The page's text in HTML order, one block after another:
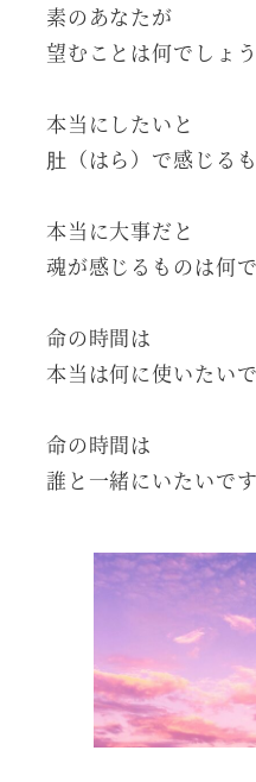
素のあなたが
望むことは何でしょう
本当にしたいと
肚（はら）で感じる
本当に大事だと
魂が感じるものは何
命の時間は
本当は何に使いたい
命の時間は
誰と一緒にいたいで